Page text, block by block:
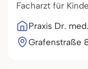
Facharzt für
Praxis Dr.
Grafenstraße